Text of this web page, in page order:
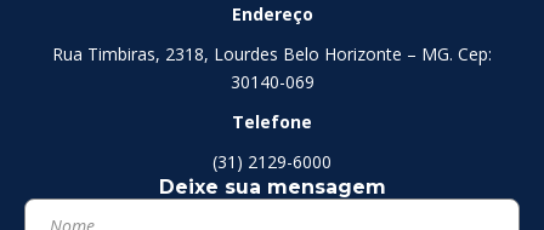
Endereço
Rua Timbiras, 2318, Lourdes Belo Horizonte – MG. Cep:
30140-069
Telefone
(31) 2129-6000
Deixe sua mensagem